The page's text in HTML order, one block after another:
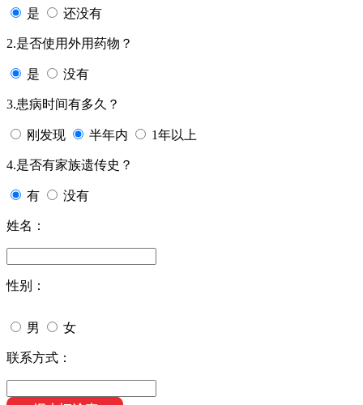
是 还没有
2.是否使用外用药物？
是 没有
3.患病时间有多久？
刚发现 半年内 1年以上
4.是否有家族遗传史？
有 没有
姓名：
性别：
男 女
联系方式：